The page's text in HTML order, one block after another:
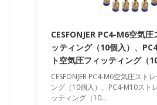
CESFONJER PC4-M6空気
ッティング（10個入）、
ト空気圧フィッティング（
CESFONJER PC4-M6空気圧スト
ング（10個入）、PC4-M10スト
ッティング（10…